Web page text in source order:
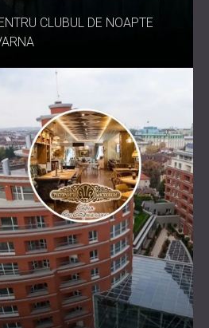
CLUBUL DE NOAPTE